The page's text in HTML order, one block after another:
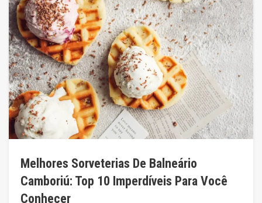
Melhores Sorveterias De Balneário
Camboriú: Top 10 Imperdíveis Para Você
Conhecer